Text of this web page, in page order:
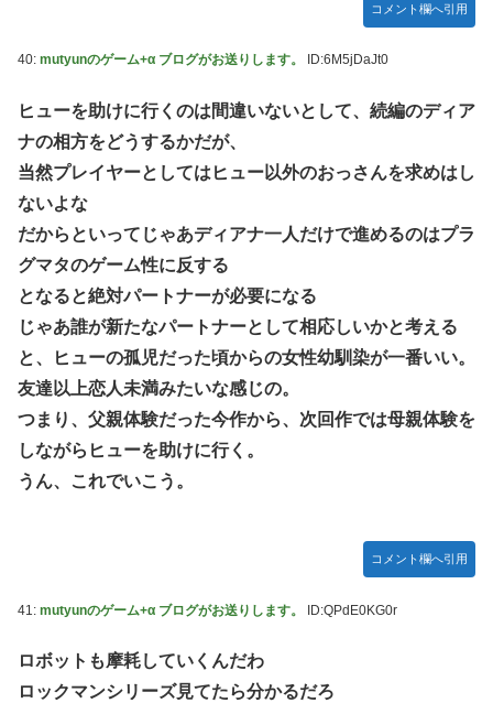
コメント欄へ引用
40: mutyunのゲーム+α ブログがお送りします。 ID:6M5jDaJt0
ヒューを助けに行くのは間違いないとして、続編のディア
ナの相方をどうするかだが、
当然プレイヤーとしてはヒュー以外のおっさんを求めはし
ないよな
だからといってじゃあディアナ一人だけで進めるのはプラ
グマタのゲーム性に反する
となると絶対パートナーが必要になる
じゃあ誰が新たなパートナーとして相応しいかと考える
と、ヒューの孤児だった頃からの女性幼馴染が一番いい。
友達以上恋人未満みたいな感じの。
つまり、父親体験だった今作から、次回作では母親体験を
しながらヒューを助けに行く。
うん、これでいこう。
コメント欄へ引用
41: mutyunのゲーム+α ブログがお送りします。 ID:QPdE0KG0r
ロボットも摩耗していくんだわ
ロックマンシリーズ見てたら分かるだろ